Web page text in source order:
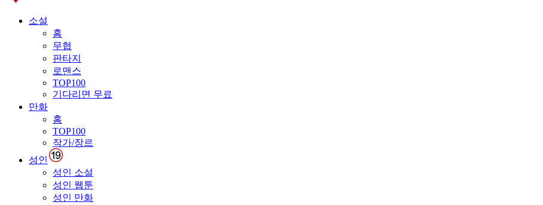
소설
홈
무협
판타지
로맨스
TOP100
기다리면 무료
만화
홈
TOP100
작가/장르
성인
성인 소설
성인 웹툰
성인 만화